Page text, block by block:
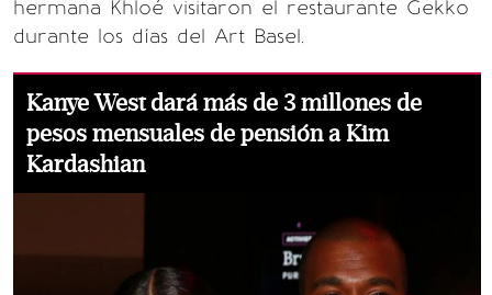
hermana Khloé visitaron el restaurante Gekko
durante los días del Art Basel.
Kanye West dará más de 3 millones de
pesos mensuales de pensión a Kim
Kardashian